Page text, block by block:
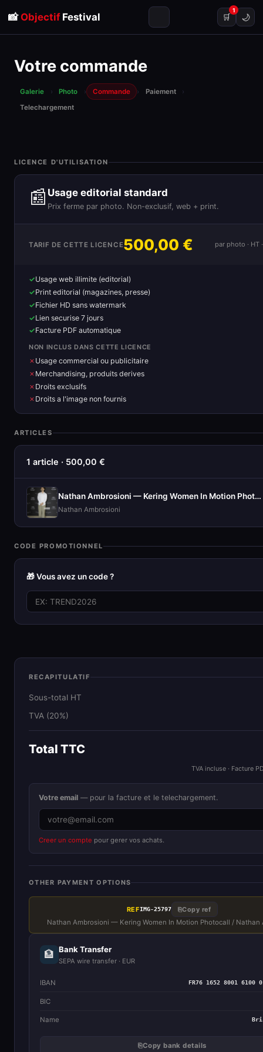
📸 ObjectifFestival 🛒
1
🌙
Votre commande
Galerie › Photo › Commande › Paiement
›
Telechargement
LICENCE D'UTILISATION
📰 Usage editorial standard
Prix ferme par photo. Non-exclusif, web + print.
TARIF DE CETTE LICENCE500,00 € par photo · HT
Usage web illimite (editorial)
Print editorial (magazines, presse)
Fichier HD sans watermark
Lien securise 7 jours
Facture PDF automatique
NON INCLUS DANS CETTE LICENCE
Usage commercial ou publicitaire
Merchandising, produits derives
Droits exclusifs
Droits a l'image non fournis
ARTICLES
1 article · 500,00 €
Nathan Ambrosioni — Kering Women In Motion Photocall
Nathan Ambrosioni
CODE PROMOTIONNEL
🎁 Vous avez un code ?
RECAPITULATIF
Sous-total HT
TVA (20%)
Total TTC
TVA incluse · Facture
Votre email — pour la facture et le telechargement.
Creer un compte pour gerer vos achats.
OTHER PAYMENT OPTIONS
REFIMG-25797 ⎘Copy ref
Nathan Ambrosioni — Kering Women In Motion Photocall / Nathan
🏦 Bank Transfer
SEPA wire transfer · EUR
IBAN FR76 1652 8001 6100
BIC
Name
⎘Copy bank details